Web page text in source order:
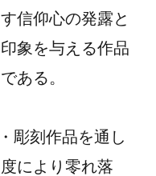
信仰心の発露と
象を与える作品
ある。
彫刻作品を通し
により零れ落